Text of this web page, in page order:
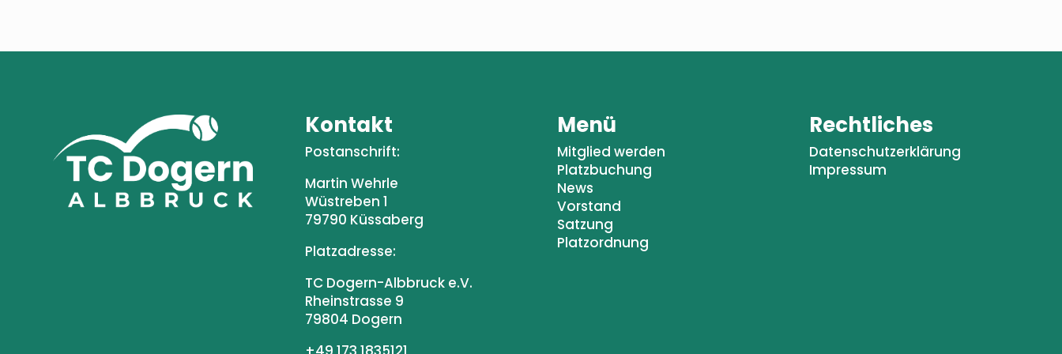
Kontakt
Postanschrift:
Martin Wehrle
Wüstreben 1
79790 Küssaberg
Platzadresse:
TC Dogern-Albbruck e.V.
Rheinstrasse 9
79804 Dogern
Menü
Mitglied werden
Platzbuchung
News
Vorstand
Satzung
Platzordnung
Rechtliches
Datenschutzerklärung
Impressum